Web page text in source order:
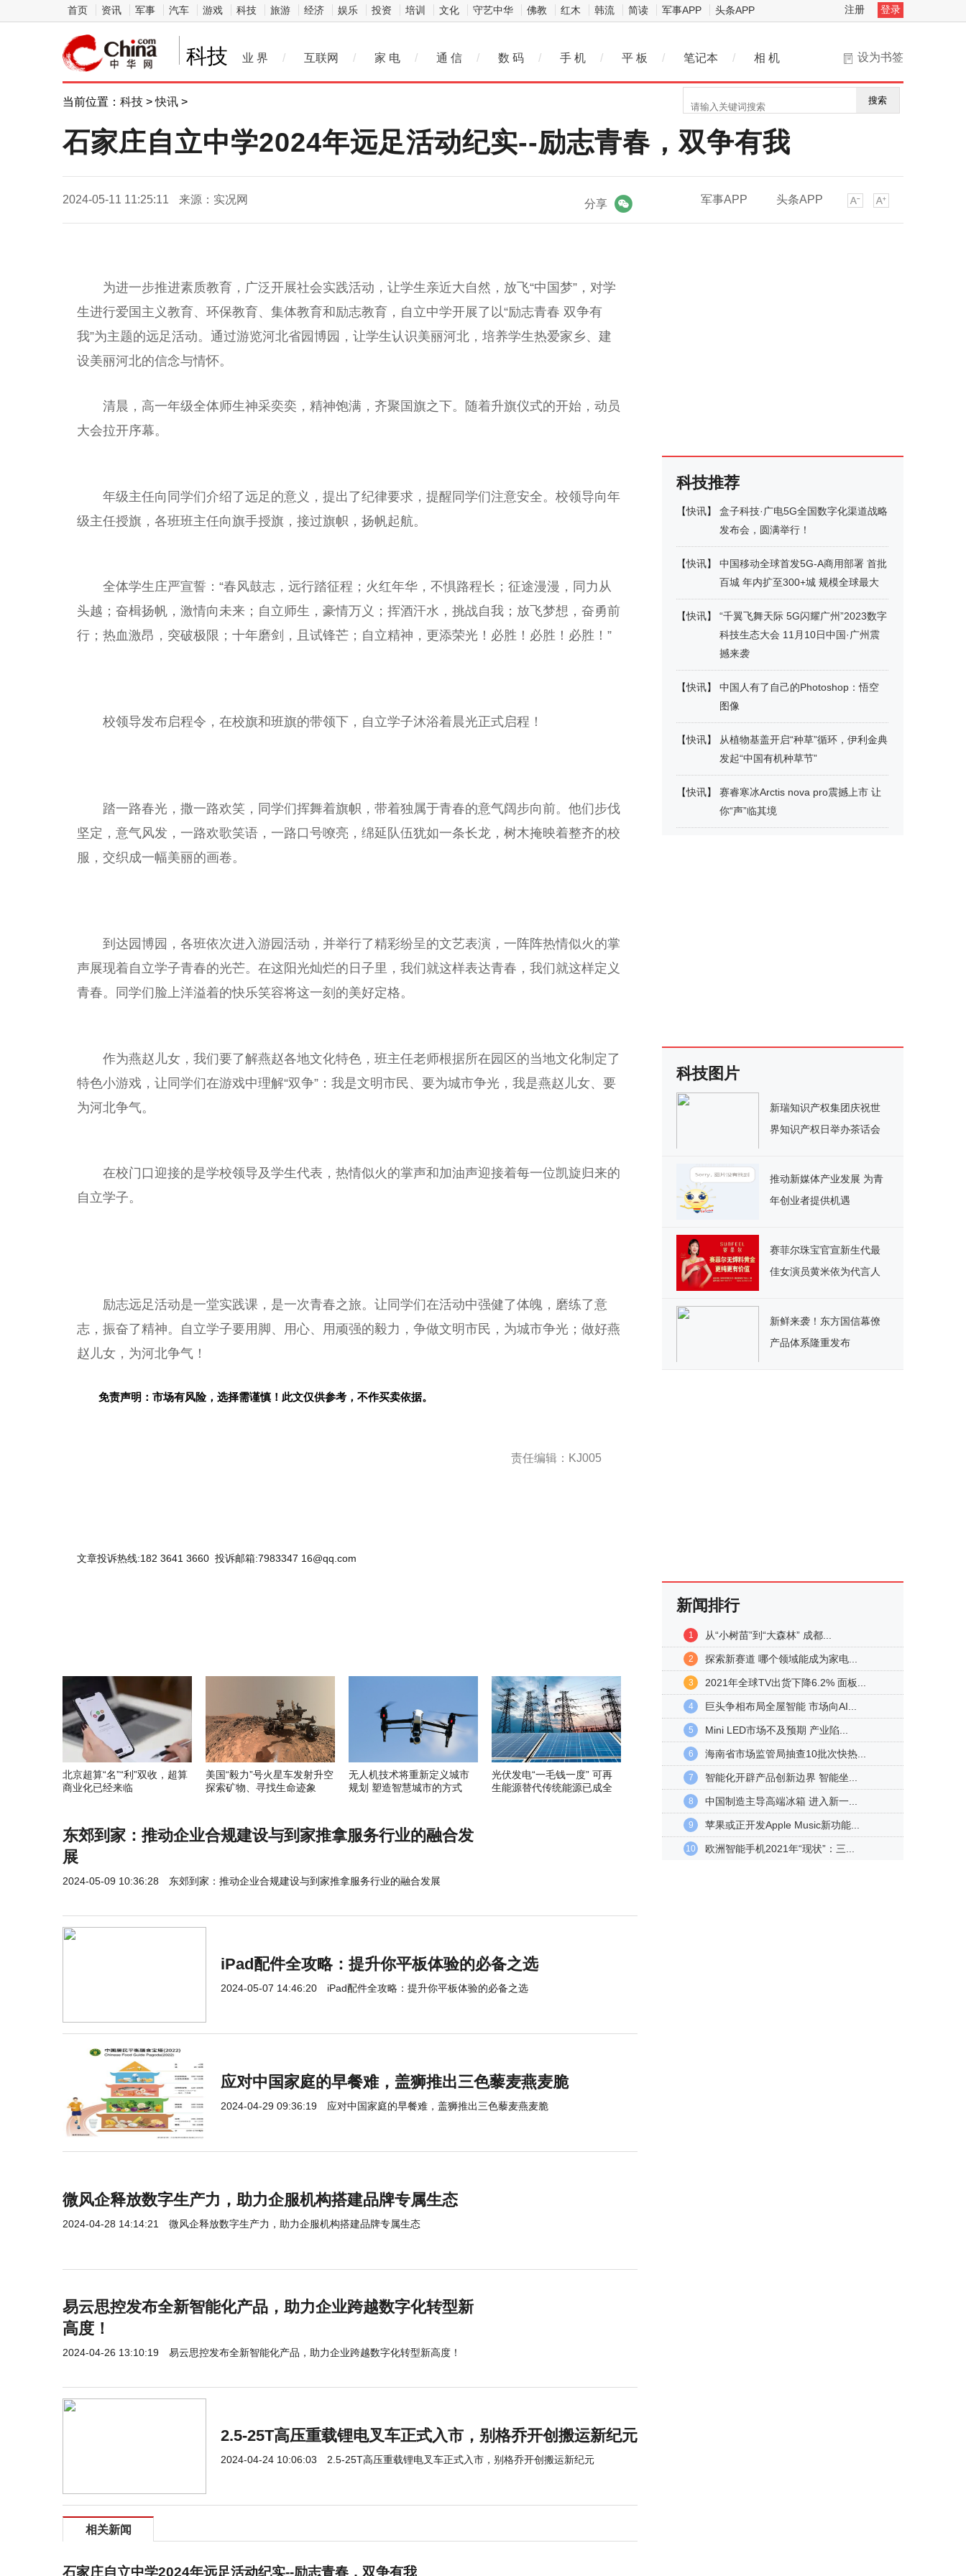
首页 资讯 军事 汽车 游戏 科技 旅游 经济 娱乐 投资 培训 文化 守艺中华 佛教 红木 韩流 简读 军事APP 头条APP 注册 登录
科技 设为书签
业 界 / 互联网 / 家 电 / 通 信 / 数 码 / 手 机 / 平 板 / 笔记本 / 相 机
当前位置： 科技 >快讯 > 搜索
石家庄自立中学2024年远足活动纪实--励志青春，双争有我
2024-05-11 11:25:11 来源：实况网 军事APP 头条APP
分享
为进一步推进素质教育，广泛开展社会实践活动，让学生亲近大自然，放飞“中国梦”，对学
生进行爱国主义教育、环保教育、集体教育和励志教育，自立中学开展了以“励志青春 双争有
我”为主题的远足活动。通过游览河北省园博园，让学生认识美丽河北，培养学生热爱家乡、建
设美丽河北的信念与情怀。
清晨，高一年级全体师生神采奕奕，精神饱满，齐聚国旗之下。随着升旗仪式的开始，动员
大会拉开序幕。
年级主任向同学们介绍了远足的意义，提出了纪律要求，提醒同学们注意安全。校领导向年
级主任授旗，各班班主任向旗手授旗，接过旗帜，扬帆起航。
全体学生庄严宣誓：“春风鼓志，远行踏征程；火红年华，不惧路程长；征途漫漫，同力从
头越；奋楫扬帆，激情向未来；自立师生，豪情万义；挥酒汗水，挑战自我；放飞梦想，奋勇前
行；热血激昂，突破极限；十年磨剑，且试锋芒；自立精神，更添荣光！必胜！必胜！必胜！”
校领导发布启程令，在校旗和班旗的带领下，自立学子沐浴着晨光正式启程！
踏一路春光，撒一路欢笑，同学们挥舞着旗帜，带着独属于青春的意气阔步向前。他们步伐
坚定，意气风发，一路欢歌笑语，一路口号嘹亮，绵延队伍犹如一条长龙，树木掩映着整齐的校
服，交织成一幅美丽的画卷。
到达园博园，各班依次进入游园活动，并举行了精彩纷呈的文艺表演，一阵阵热情似火的掌
声展现着自立学子青春的光芒。在这阳光灿烂的日子里，我们就这样表达青春，我们就这样定义
青春。同学们脸上洋溢着的快乐笑容将这一刻的美好定格。
作为燕赵儿女，我们要了解燕赵各地文化特色，班主任老师根据所在园区的当地文化制定了
特色小游戏，让同学们在游戏中理解“双争”：我是文明市民、要为城市争光，我是燕赵儿女、要
为河北争气。
在校门口迎接的是学校领导及学生代表，热情似火的掌声和加油声迎接着每一位凯旋归来的
自立学子。
励志远足活动是一堂实践课，是一次青春之旅。让同学们在活动中强健了体魄，磨练了意
志，振奋了精神。自立学子要用脚、用心、用顽强的毅力，争做文明市民，为城市争光；做好燕
赵儿女，为河北争气！
免责声明：市场有风险，选择需谨慎！此文仅供参考，不作买卖依据。
责任编辑：KJ005
文章投诉热线:182 3641 3660 投诉邮箱:7983347 16@qq.com
北京超算“名”“利”双收，超算
商业化已经来临
美国“毅力”号火星车发射升空
探索矿物、寻找生命迹象
无人机技术将重新定义城市
规划 塑造智慧城市的方式
光伏发电“一毛钱一度” 可再
生能源替代传统能源已成全
东郊到家：推动企业合规建设与到家推拿服务行业的融合发
展
2024-05-09 10:36:28 东郊到家：推动企业合规建设与到家推拿服务行业的融合发展
iPad配件全攻略：提升你平板体验的必备之选
2024-05-07 14:46:20 iPad配件全攻略：提升你平板体验的必备之选
应对中国家庭的早餐难，盖狮推出三色藜麦燕麦脆
2024-04-29 09:36:19 应对中国家庭的早餐难，盖狮推出三色藜麦燕麦脆
微风企释放数字生产力，助力企服机构搭建品牌专属生态
2024-04-28 14:14:21 微风企释放数字生产力，助力企服机构搭建品牌专属生态
易云思控发布全新智能化产品，助力企业跨越数字化转型新
高度！
2024-04-26 13:10:19 易云思控发布全新智能化产品，助力企业跨越数字化转型新高度！
​2.5-25T高压重载锂电叉车正式入市，别格乔开创搬运新纪元
2024-04-24 10:06:03 ​2.5-25T高压重载锂电叉车正式入市，别格乔开创搬运新纪元
相关新闻
石家庄自立中学2024年远足活动纪实--励志青春，双争有我
科技推荐
【快讯】
盒子科技·广电5G全国数字化渠道战略
发布会，圆满举行！
【快讯】
中国移动全球首发5G-A商用部署 首批
百城 年内扩至300+城 规模全球最大
【快讯】
“千翼飞舞天际 5G闪耀广州”2023数字
科技生态大会 11月10日中国·广州震
撼来袭
【快讯】
中国人有了自己的Photoshop：悟空
图像
【快讯】
从植物基盖开启“种草”循环，伊利金典
发起“中国有机种草节”
【快讯】
赛睿寒冰Arctis nova pro震撼上市 让
你“声”临其境
科技图片
新瑞知识产权集团庆祝世
界知识产权日举办茶话会
推动新媒体产业发展 为青
年创业者提供机遇
赛菲尔珠宝官宣新生代最
佳女演员黄米依为代言人
新鲜来袭！东方国信幕僚
产品体系隆重发布
新闻排行
1 从“小树苗”到“大森林” 成都...
2 探索新赛道 哪个领域能成为家电...
3 2021年全球TV出货下降6.2% 面板...
4 巨头争相布局全屋智能 市场向AI...
5 Mini LED市场不及预期 产业陷...
6 海南省市场监管局抽查10批次快热...
7 智能化开辟产品创新边界 智能坐...
8 中国制造主导高端冰箱 进入新一...
9 苹果或正开发Apple Music新功能...
10 欧洲智能手机2021年“现状”：三...